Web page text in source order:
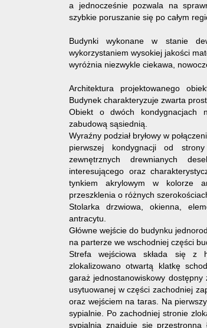
a jednocześnie pozwala na
szybkie poruszanie się po całym
Budynki wykonane w stanie
wykorzystaniem wysokiej jakości
wyróżnia niezwykle ciekawa,
Architektura projektowanego
Budynek charakteryzuje zwarta
Obiekt o dwóch kondygnacjach
zabudową sąsiednią.
Wyraźny podział bryłowy w
pierwszej kondygnacji od
zewnętrznych drewnianych
interesującego oraz
tynkiem akrylowym w kolorze
przeszklenia o różnych
Stolarka drzwiowa, okienna,
antracytu.
Główne wejście do budynku
na parterze we wschodniej części
Strefa wejściowa składa się z
zlokalizowano otwartą klatkę
garaż jednostanowiskowy
usytuowanej w części zachodniej
oraz wejściem na taras. Na
sypialnie. Po zachodniej stronie
sypialnią znajduje się przestronna